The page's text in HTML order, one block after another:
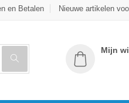
en Betalen Nieuwe artikelen
Mijn